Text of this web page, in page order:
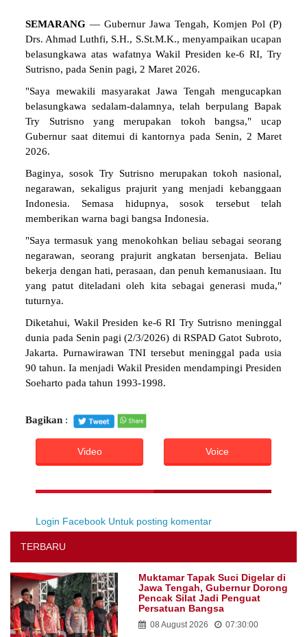
SEMARANG— Gubernur Jawa Tengah, Komjen Pol (P)
Drs. Ahmad Luthfi, S.H., S.St.M.K., menyampaikan ucapan
belasungkawa atas wafatnya Wakil Presiden ke-6 RI, Try
Sutrisno, pada Senin pagi, 2 Maret 2026.
"Saya mewakili masyarakat Jawa Tengah mengucapkan
belasungkawa sedalam-dalamnya, telah berpulang Bapak
Try Sutrisno yang merupakan tokoh bangsa," ucap
Gubernur saat ditemui di kantornya pada Senin, 2 Maret
2026.
Baginya, sosok Try Sutrisno merupakan tokoh nasional,
negarawan, sekaligus prajurit yang menjadi kebanggaan
Indonesia. Semasa hidupnya, sosok tersebut telah
memberikan warna bagi bangsa Indonesia.
"Saya termasuk yang menokohkan beliau sebagai seorang
negarawan, seorang prajurit angkatan bersenjata. Beliau
bekerja dengan hati, perasaan, dan penuh kemanusiaan. Itu
yang patut diteladani oleh kita sebagai generasi muda,"
tuturnya.
Diketahui, Wakil Presiden ke-6 RI Try Sutrisno meninggal
dunia pada Senin pagi (2/3/2026) di RSPAD Gatot Subroto,
Jakarta. Purnawirawan TNI tersebut meninggal pada usia
90 tahun. Ia menjadi Wakil Presiden mendampingi Presiden
Soeharto pada tahun 1993-1998.
Bagikan :
Video Voice
Login Facebook Untuk posting komentar
TERBARU
Muktamar Tapak Suci Digelar di
Jawa Tengah, Gubernur Dorong
Pencak Silat Jadi Penguat
Persatuan Bangsa
08 August 2026 07:30:00